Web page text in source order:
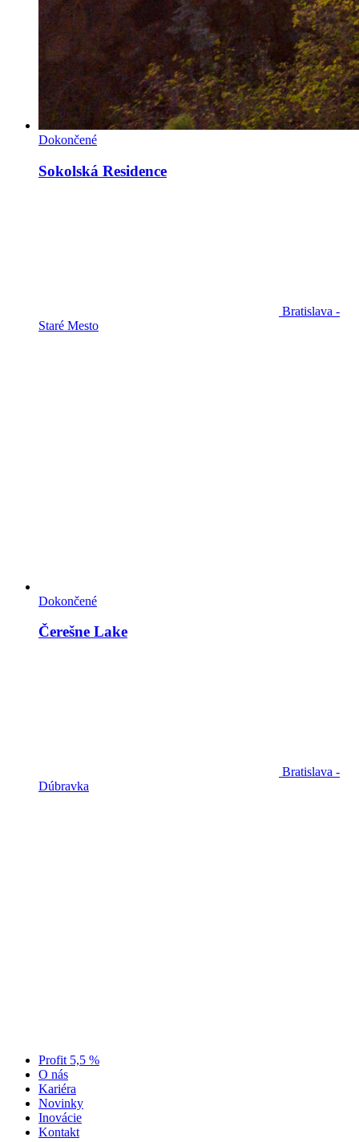
Dokončené
Sokolská Residence
Bratislava -
Staré Mesto
Dokončené
Čerešne Lake
Bratislava -
Dúbravka
Profit 5,5 %
O nás
Kariéra
Novinky
Inovácie
Kontakt